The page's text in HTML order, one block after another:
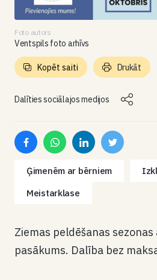
Foto autors
Ventspils foto arhīvs
Dalīties sociālajos medijos
Kopēt saiti Drukāt
Ģimenēm ar bērniem
Meistarklase
Ziemas peldēšanas
pasākums. Dalība bez